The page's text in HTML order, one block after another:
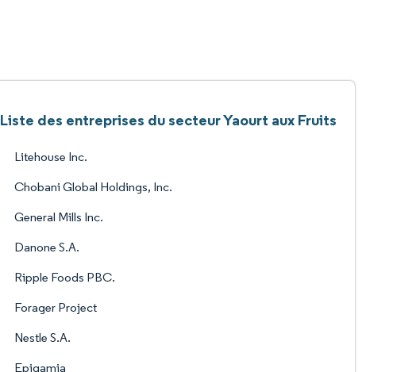
Liste des entreprises du secteur Yaourt aux Fruits
Litehouse Inc.
Chobani Global Holdings, Inc.
General Mills Inc.
Danone S.A.
Ripple Foods PBC.
Forager Project
Nestle S.A.
Epigamia